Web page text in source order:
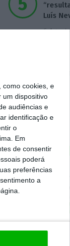
como cookies, e
um dispositivo
audiências e
identificação e
o
Em
de consentir
poderá
preferências
a
Luís
6
7
14/